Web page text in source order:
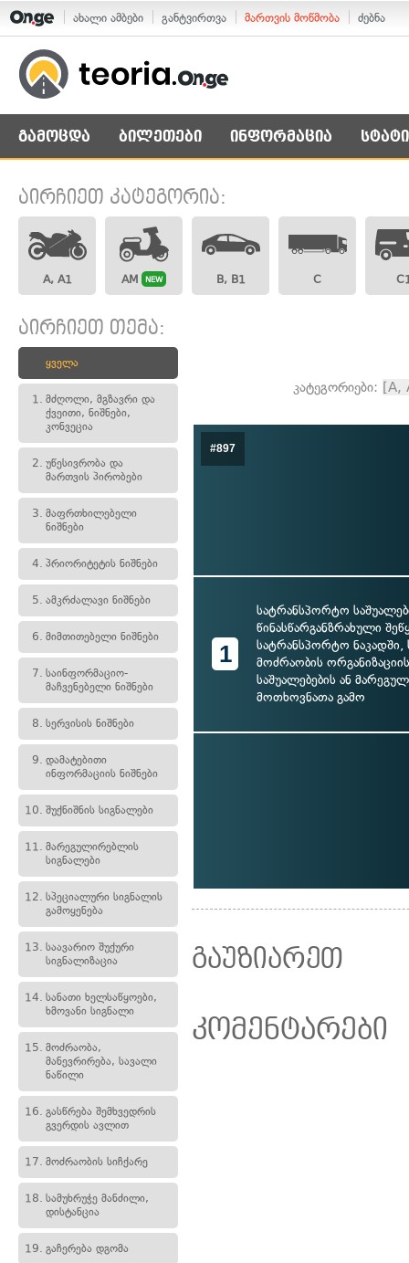
ახალი ამბები განტვირთვა მართვის მოწმობა ძებნა
გამოცდა ბილეთები ინფორმაცია
აირჩიეთ კატეგორია:
A, A1 AM NEW B, B1 C
აირჩიეთ თემა:
ყველა
1. მძღოლი, მგზავრი და
ქვეითი, ნიშნები,
კონვეცია
2. უწესივრობა და
მართვის პირობები
3. მაფრთხილებელი
ნიშნები
4. პრიორიტეტის ნიშნები
5. ამკრძალავი ნიშნები
6. მიმთითებელი ნიშნები
7. საინფორმაციო-
მაჩვენებელი ნიშნები
8. სერვისის ნიშნები
9. დამატებითი
ინფორმაციის ნიშნები
10. შუქნიშნის სიგნალები
11. მარეგულირებლის
სიგნალები
12. სპეციალური სიგნალის
გამოყენება
13. საავარიო შუქური
სიგნალიზაცია
14. სანათი ხელსაწყოები,
ხმოვანი სიგნალი
15. მოძრაობა,
მანევრირება, სავალი
ნაწილი
16. გასწრება შემხვედრის
გვერდის ავლით
17. მოძრაობის სიჩქარე
18. სამუხრუჭე მანძილი,
დისტანცია
19. გაჩერება დგომა
კატეგორიები: [A,
#897
1
სატრანსპორტო
წინასწარგანზრახული
სატრანსპორტო ნაკადში,
მოძრაობის
საშუალებების ან
მოთხოვნათა გამო
გაუზიარეთ
კომენტარები